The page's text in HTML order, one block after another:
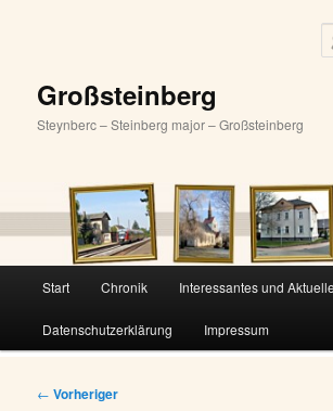
Großsteinberg
Steynberc – Steinberg major – Großsteinberg
Start Chronik Interessantes und
Datenschutzerklärung Impressum
Beitragsnavigation
← Vorheriger